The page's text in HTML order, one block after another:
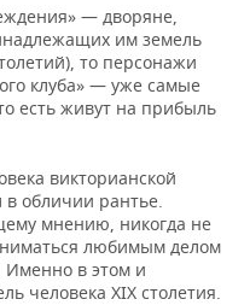
— дворяне,
им земель
то персонажи
клуба» — уже самые
есть живут на прибыль
викторианской
обличии рантье.
мнению, никогда не
любимым делом
Именно в этом и
человека XIX столетия.